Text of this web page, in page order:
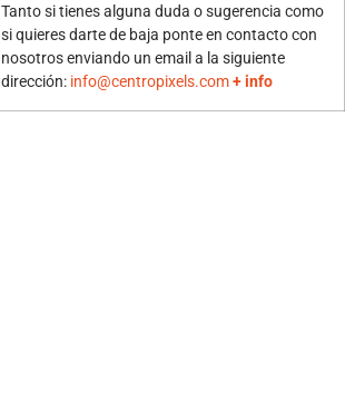
Tanto si tienes alguna duda o sugerencia como
si quieres darte de baja ponte en contacto con
nosotros enviando un email a la siguiente
dirección: info@centropixels.com+ info